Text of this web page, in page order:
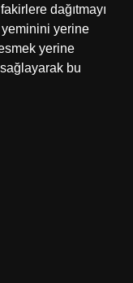
dağıtmayı
yerine
yerine
bu